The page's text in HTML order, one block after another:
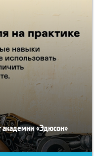
«Эдюсон»